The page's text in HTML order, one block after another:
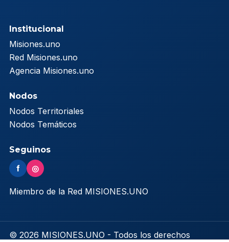
Institucional
Misiones.uno
Red Misiones.uno
Agencia Misiones.uno
Nodos
Nodos Territoriales
Nodos Temáticos
Seguinos
f ◎
Miembro de la Red MISIONES.UNO
© 2026 MISIONES.UNO - Todos los derechos